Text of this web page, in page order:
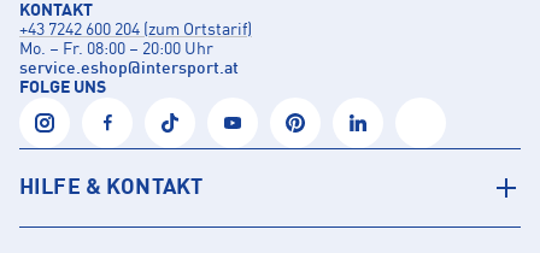
KONTAKT
+43 7242 600 204 (zum Ortstarif)
Mo. – Fr. 08:00 – 20:00 Uhr
service.eshop@intersport.at
FOLGE UNS
HILFE & KONTAKT